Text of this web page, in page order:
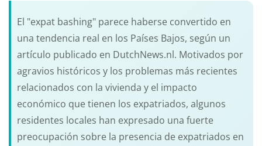
El "expat bashing" parece haberse convertido en
una tendencia real en los Países Bajos, según un
artículo publicado en DutchNews.nl. Motivados por
agravios históricos y los problemas más recientes
relacionados con la vivienda y el impacto
económico que tienen los expatriados, algunos
residentes locales han expresado una fuerte
preocupación sobre la presencia de expatriados en